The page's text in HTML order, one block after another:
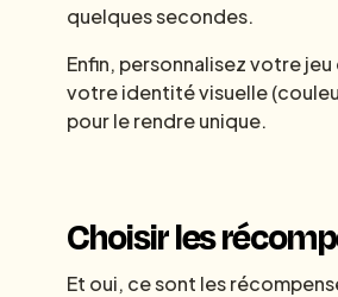
quelques secondes.
Enfin, personnalisez votre jeu
votre identité visuelle
pour le rendre unique.
Choisir les
Et oui, ce sont les